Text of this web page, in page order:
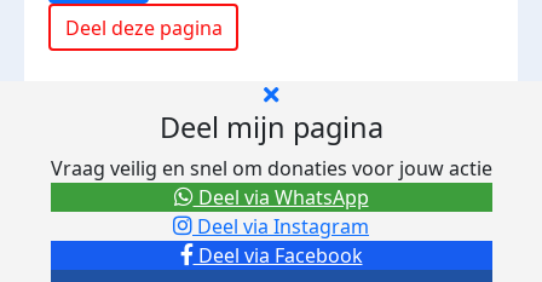
Deel deze pagina
Deel mijn pagina
Vraag veilig en snel om donaties voor jouw actie
Deel via Facebook
Deel via Instagram
Deel via WhatsApp